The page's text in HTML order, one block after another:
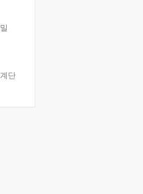
단